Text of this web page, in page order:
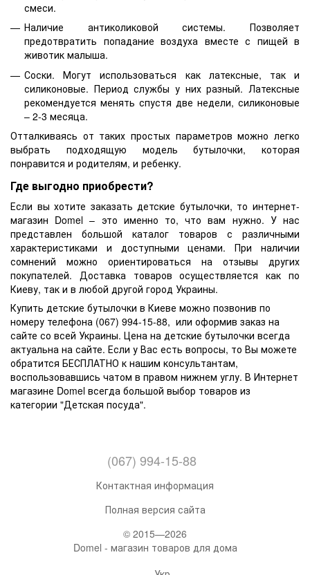
смеси.
Наличие антиколиковой системы. Позволяет
предотвратить попадание воздуха вместе с пищей в
животик малыша.
Соски. Могут использоваться как латексные, так и
силиконовые. Период службы у них разный. Латексные
рекомендуется менять спустя две недели, силиконовые
– 2-3 месяца.
Отталкиваясь от таких простых параметров можно легко
выбрать подходящую модель бутылочки, которая
понравится и родителям, и ребенку.
Где выгодно приобрести?
Если вы хотите заказать детские бутылочки, то интернет-
магазин Domel – это именно то, что вам нужно. У нас
представлен большой каталог товаров с различными
характеристиками и доступными ценами. При наличии
сомнений можно ориентироваться на отзывы других
покупателей. Доставка товаров осуществляется как по
Киеву, так и в любой другой город Украины.
Купить детские бутылочки в Киеве можно позвонив по
номеру телефона (067) 994-15-88, или оформив заказ на
сайте со всей Украины. Цена на детские бутылочки всегда
актуальна на сайте. Если у Вас есть вопросы, то Вы можете
обратится БЕСПЛАТНО к нашим консультантам,
воспользовавшись чатом в правом нижнем углу. В Интернет
магазине Domel всегда большой выбор товаров из
категории "Детская посуда".
(067) 994-15-88
Контактная информация
Полная версия сайта
© 2015—2026
Domel - магазин товаров для дома